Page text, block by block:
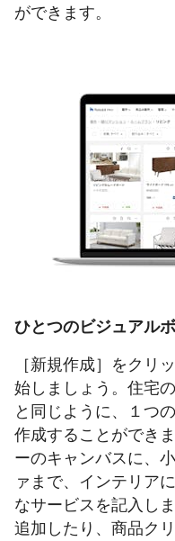
ができます。
ひとつのビジュアル
［新規作成］をクリ
始しましょう。住宅
と同じように、１つ
作成することができ
ーのキャンバスに、
ァまで、インテリア
なサービスを記入し
追加したり、商品ク